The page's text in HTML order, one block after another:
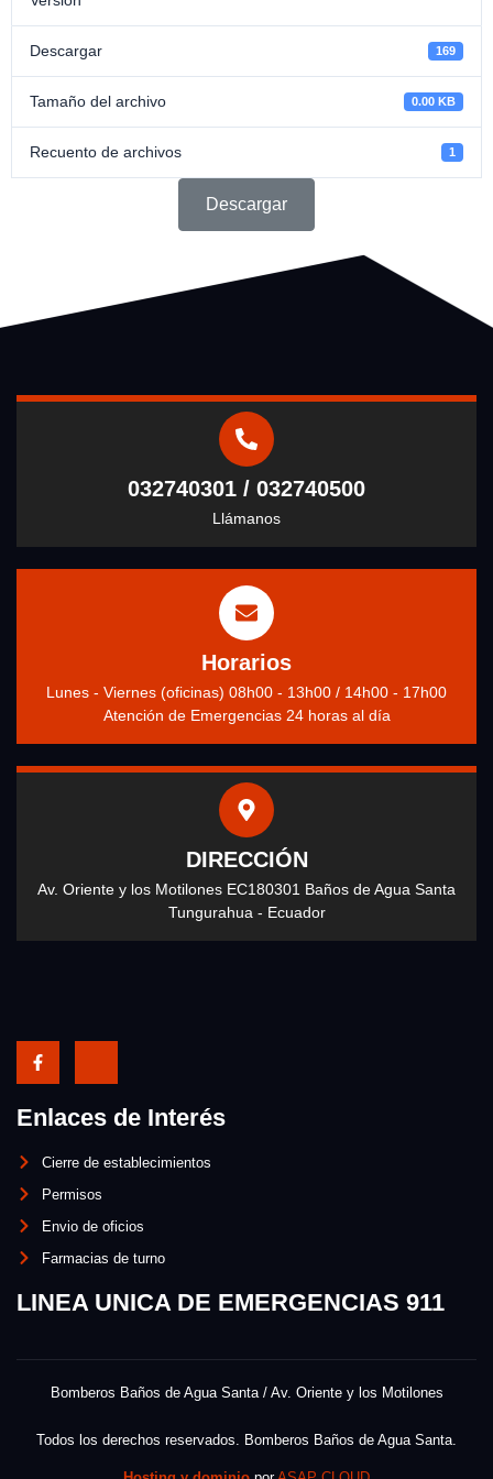
Descargar 169
Tamaño del archivo 0.00 KB
Recuento de archivos 1
Descargar
032740301 / 032740500
Llámanos
Horarios
Lunes - Viernes (oficinas) 08h00 - 13h00 / 14h00 - 17h00
Atención de Emergencias 24 horas al día
DIRECCIÓN
Av. Oriente y los Motilones EC180301 Baños de Agua Santa
Tungurahua - Ecuador
Enlaces de Interés
Cierre de establecimientos
Permisos
Envio de oficios
Farmacias de turno
LINEA UNICA DE EMERGENCIAS 911
Bomberos Baños de Agua Santa / Av. Oriente y los Motilones
Todos los derechos reservados. Bomberos Baños de Agua Santa.